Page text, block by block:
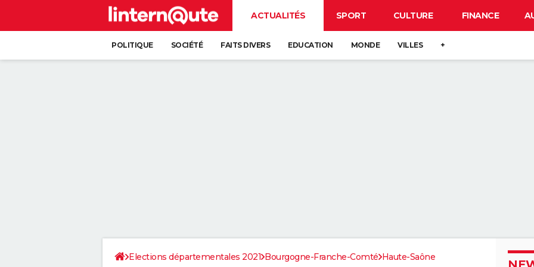
ACTUALITÉS SPORT CULTURE FINANCE
POLITIQUE SOCIÉTÉ FAITS DIVERS EDUCATION MONDE VILLES +
Elections départementales 2021 Bourgogne-Franche-Comté Haute-Saône